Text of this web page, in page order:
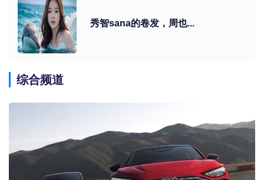
秀智sana的卷发，周也...
综合频道